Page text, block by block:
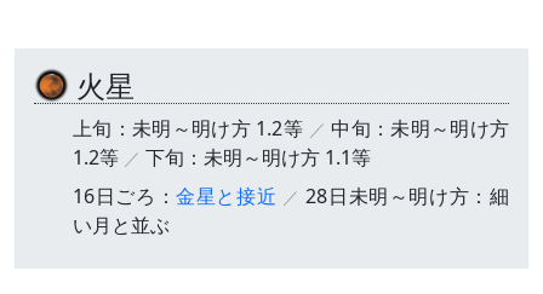
火星
上旬：未明～明け方 1.2等
中旬：未明～明け方
1.2等
下旬：未明～明け方 1.1等
16日ごろ：金星と接近
28日未明～明け方：細
い月と並ぶ